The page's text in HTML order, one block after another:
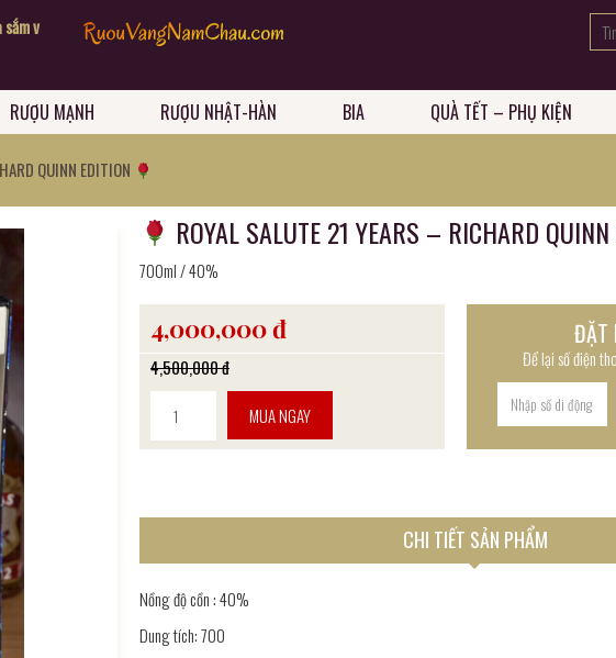
vẻ Ưu đãi ngập tràn- Quà tặng sang chảnh
RƯỢU MẠNH RƯỢU NHẬT-HÀN BIA QUÀ TẾT – PHỤ KIỆN
QUINN EDITION
ROYAL SALUTE 21 YEARS – RICHARD
700ml / 40%
4,000,000 đ
4,500,000 đ
MUA NGAY
ĐẶT
Để lại số điện
CHI TIẾT SẢN PHẨM
Nồng độ cồn : 40%
Dung tích: 700